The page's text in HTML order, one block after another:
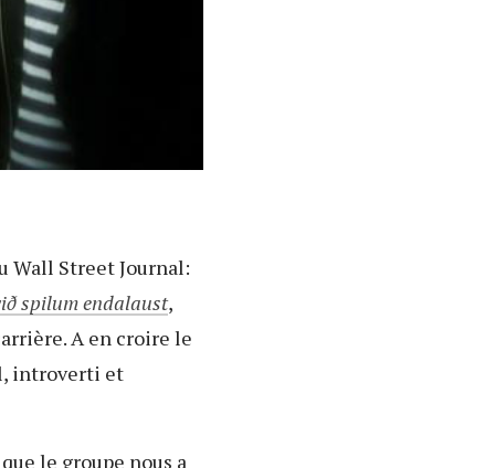
Wall Street Journal:
spilum endalaust,
A en croire le
introverti et
le groupe nous a